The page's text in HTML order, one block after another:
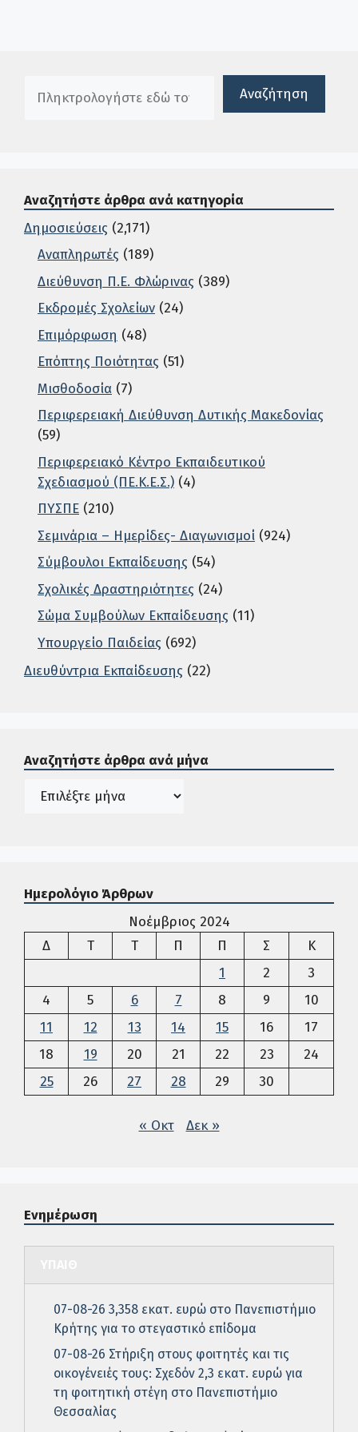
Αναζήτηση
Αναζητήστε άρθρα ανά κατηγορία
Δημοσιεύσεις (2,171)
Αναπληρωτές (189)
Διεύθυνση Π.Ε. Φλώρινας (389)
Εκδρομές Σχολείων (24)
Επιμόρφωση (48)
Επόπτης Ποιότητας (51)
Μισθοδοσία (7)
Περιφερειακή Διεύθυνση Δυτικής Μακεδονίας
(59)
Περιφερειακό Κέντρο Εκπαιδευτικού
Σχεδιασμού (ΠΕ.Κ.Ε.Σ.) (4)
ΠΥΣΠΕ (210)
Σεμινάρια – Ημερίδες- Διαγωνισμοί (924)
Σύμβουλοι Εκπαίδευσης (54)
Σχολικές Δραστηριότητες (24)
Σώμα Συμβούλων Εκπαίδευσης (11)
Υπουργείο Παιδείας (692)
Διευθύντρια Εκπαίδευσης (22)
Αναζητήστε άρθρα ανά μήνα
Ιστορικό
Ημερολόγιο Άρθρων
Νοέμβριος 2024
ΔΔευτέρα
ΤΤρίτη ΤΤετάρτη
Π Πέμπτη
Π Παρασκευή
Σ Σάββατο
Κ
1
2
3
4
5 6 7 8 9
10
11
12 13 14 15 16
17
18
19 20 21 22 23
24
25
26 27 28 29 30
« Οκτ Δεκ »
Ενημέρωση
07-08-26 3,358 εκατ. ευρώ στο Πανεπιστήμιο
Κρήτης για το στεγαστικό επίδομα
07-08-26 Στήριξη στους φοιτητές και τις
οικογένειές τους: Σχεδόν 2,3 εκατ. ευρώ για
τη φοιτητική στέγη στο Πανεπιστήμιο
Θεσσαλίας